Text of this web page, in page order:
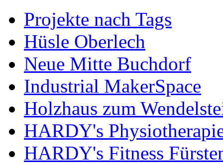
Projekte nach Tags
Hüsle Oberlech
Neue Mitte Buchdorf
Industrial MakerSpace
Holzhaus zum
HARDY's
HARDY's Fitness